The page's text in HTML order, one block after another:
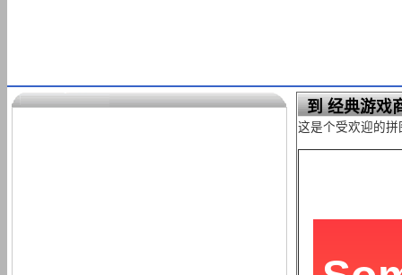
到 经典游戏
这是个受欢迎的